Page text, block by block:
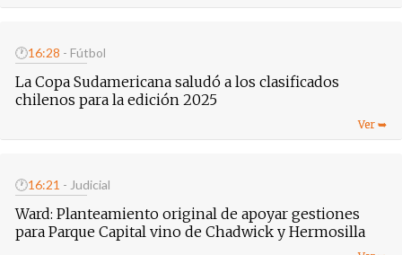
🕐16:28 - Fútbol
La Copa Sudamericana saludó a los clasificados
chilenos para la edición 2025
🕐16:21 - Judicial
Ward: Planteamiento original de apoyar gestiones
para Parque Capital vino de Chadwick y Hermosilla